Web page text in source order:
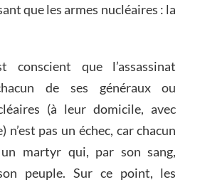
que les armes nucléaires : la
que l’assassinat
de ses généraux ou
(à leur domicile, avec
pas un échec, car chacun
martyr qui, par son sang,
peuple. Sur ce point, les